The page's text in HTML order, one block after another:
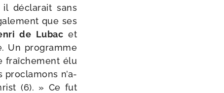
il décla­rait sans
que ses
de Lubac et
Un pro­gramme
fraî­che­ment élu
pro­cla­mons n’a­
(6). » Ce fut